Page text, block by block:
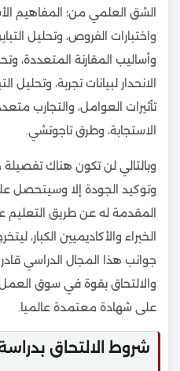
الشق العلمي من؛ المفاهيم
واختبارات الفروص، وتحليل
وأساليب المقارنة المتعددة،
الانحدار لبيانات تجربة، وتحليل
تأثيرات العوامل، والتجارب
الاستجابة، وطرق تاجوتشي.
وبالتالي لن تكون هناك
وتوكيد الجودة إلا وسيتحصل
المقدمة له عن طريق
الخبراء والأكاديميين الكبار،
جوانب هذا المجال الدراسي
والالتحاق بقوة في سوق
على شهادة معتمدة عالميا.
شروط الالتحاق